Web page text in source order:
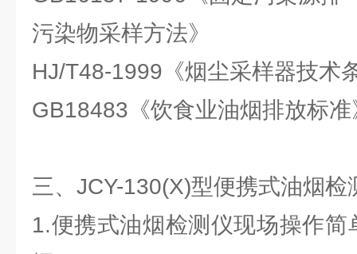
污染物采样方法》
HJ/T48-1999《烟尘采样器技术
GB18483《饮食业油烟排放标准
三、JCY-130(X)型便携式油烟检
1.便携式油烟检测仪现场操作